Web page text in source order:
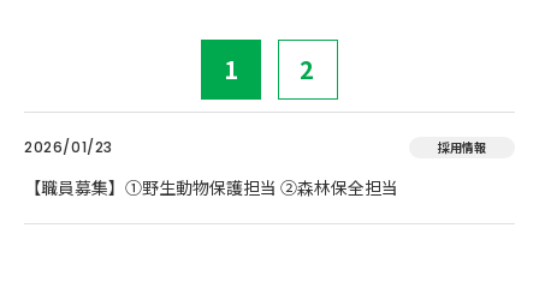
1 2
2026/01/23 採用情報
【職員募集】①野生動物保護担当 ②森林保全担当